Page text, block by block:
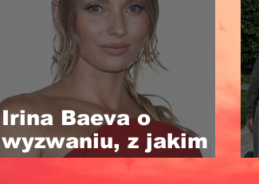
Irina Baeva o
wyzwaniu, z jakim
zmierzyła się w